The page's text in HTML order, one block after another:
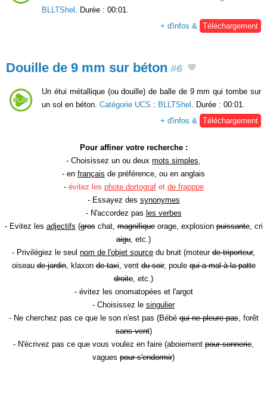
BLLTShel . Durée : 00:01.
+ d'infos &
Téléchargement
Douille de 9 mm sur béton #6
Un étui métallique (ou douille) de balle de 9 mm qui tombe sur
un sol en béton. Catégorie UCS : BLLTShel . Durée : 00:01.
+ d'infos & Téléchargement
Pour affiner votre recherche :
- Choisissez un ou deux mots simples,
- en français de préférence, ou en anglais
- évitez les phote dortografet de frapppe
- Essayez des synonymes
- N'accordez pas les verbes
- Evitez les adjectifs (groschat,magnifiqueorage, explosionpuissante, cri
aigu, etc.)
- Privilégiez le seul nom de l'objet source du bruit (moteur de triporteur,
oiseaude jardin, klaxonde taxi, ventdu soir, poulequi a mal à la patte
droite, etc.)
- évitez les onomatopées et l'argot
- Choisissez le singulier
- Ne cherchez pas ce que le son n'est pas (Bébéqui ne pleure pas, forêt
sans vent)
- N'écrivez pas ce que vous voulez en faire (aboiement pour sonnerie,
vagues pour s'endormir)